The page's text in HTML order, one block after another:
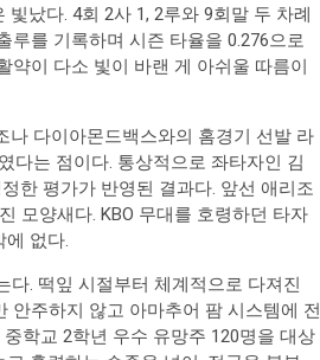
났다. 4회 2사 1, 2루와 9회말 두 차례
루를 기록하며 시즌 타율을 0.276으로
약이 다소 빛이 바랜 게 아쉬울 따름이
나 다이아몬드백스와의 홈경기 선발 라
다는 점이다. 통상적으로 좌타자인 김
한 평가가 반영된 결과다. 앞선 애리조
모양새다. KBO 무대를 호령하던 타자
에 없다.
. 떡잎 시절부터 체계적으로 다져진
안주하지 않고 아마추어 팜 시스템에 전
학교 2학년 우수 유망주 120명을 대상